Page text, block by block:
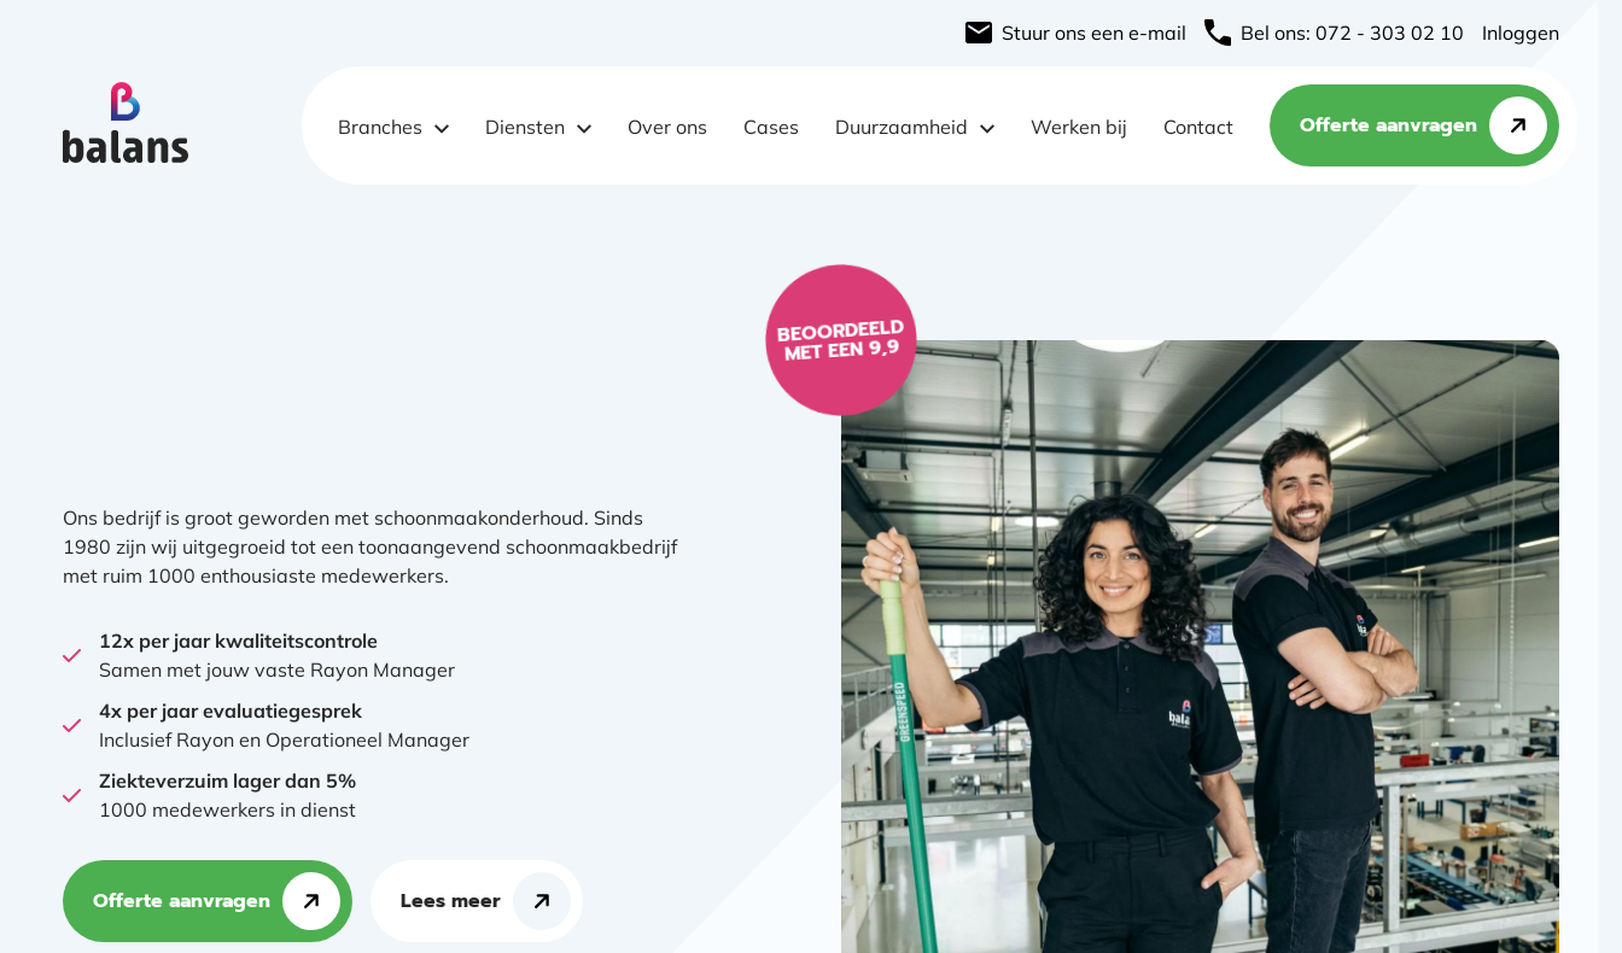
Stuur ons een e-mail Bel ons: 072 - 303 02 10 Inloggen
Branches
Diensten Over ons Cases Duurzaamheid Werken bij Contact Offerte aanvragen
Ons bedrijf is groot geworden met schoonmaakonderhoud. Sinds
1980 zijn wij uitgegroeid tot een toonaangevend schoonmaakbedrijf
met ruim 1000 enthousiaste medewerkers.
12x per jaar kwaliteitscontrole
Samen met jouw vaste Rayon Manager
4x per jaar evaluatiegesprek
Inclusief Rayon en Operationeel Manager
Ziekteverzuim lager dan 5%
1000 medewerkers in dienst
Offerte aanvragen Lees meer
BEOORDEELD
MET EEN 9,9